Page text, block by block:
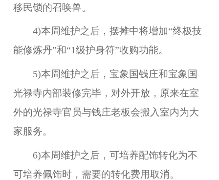
移民锁的召唤兽。
4)本周维护之后，摆摊中将增加“终极技
能修炼丹”和“1级护身符”收购功能。
5)本周维护之后， 宝象国钱庄和宝象国
光禄寺内部装修完毕，对外开放，原来在室
外的光禄寺官员与钱庄老板会搬入室内为大
家服务。
6)本周维护之后，可培养配饰转化为不
可培养佩饰时，需要的转化费用取消。